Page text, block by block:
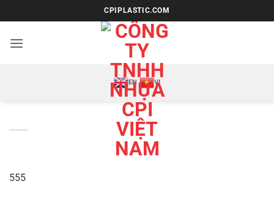
qua
nội
CPIPLASTIC.COM
EN VI
555